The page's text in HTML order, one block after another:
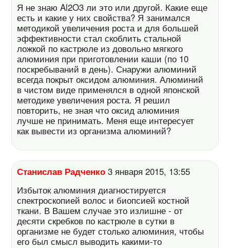
Я не знаю Al2O3 ли это или другой. Какие еще
есть и какие у них свойства? Я занимался
методикой увеличения роста и для большей
эффективности стал скоблить стальной
ложкой по кастрюле из довольно мягкого
алюминия при приготовлении каши (по 10
поскребываний в день). Снаружи алюминий
всегда покрыт оксидом алюминия. Алюминий
в чистом виде применялся в одной японской
методике увеличения роста. Я решил
повторить, не зная что оксид алюминия
лучше не принимать. Меня еще интересует
как вывести из организма алюминий?
Станислав Радченко 3 января 2015, 13:55
Избыток алюминия диагностируется
спектроскопией волос и биопсией костной
ткани. В Вашем случае это излишне - от
десяти скребков по кастрюле в сутки в
организме не будет столько алюминия, чтобы
его был смысл выводить какими-то